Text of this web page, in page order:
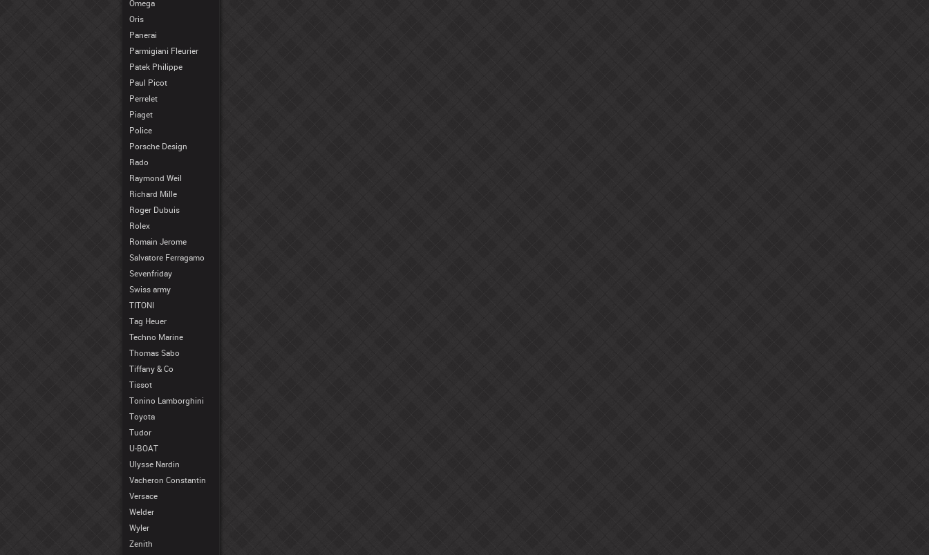
Omega
Oris
Panerai
Parmigiani Fleurier
Patek Philippe
Paul Picot
Perrelet
Piaget
Police
Porsche Design
Rado
Raymond Weil
Richard Mille
Roger Dubuis
Rolex
Romain Jerome
Salvatore Ferragamo
Sevenfriday
Swiss army
TITONI
Tag Heuer
Techno Marine
Thomas Sabo
Tiffany & Co
Tissot
Tonino Lamborghini
Toyota
Tudor
U-BOAT
Ulysse Nardin
Vacheron Constantin
Versace
Welder
Wyler
Zenith